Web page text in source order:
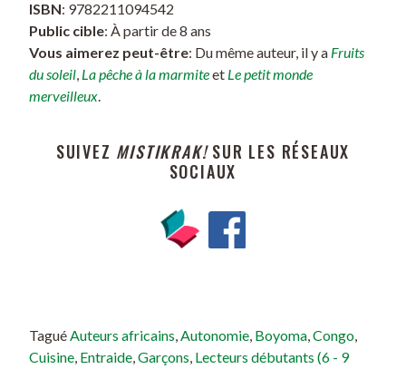
ISBN: 9782211094542
Public cible: À partir de 8 ans
Vous aimerez peut-être: Du même auteur, il y a Fruits
du soleil, La pêche à la marmiteet Le petit monde
merveilleux.
SUIVEZ MISTIKRAK!SUR LES RÉSEAUX
SOCIAUX
TaguéAuteurs africains,Autonomie, Boyoma,Congo,
Cuisine, Entraide,Garçons, Lecteurs débutants (6 - 9